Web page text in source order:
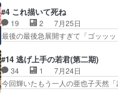
く動いていてずっと胸が熱… 同
DaemonsRealm｜リア… これま
村を捨てて新郷家に来…
ぶややこしいことになってたオ
も良いし毎話良いところで引く
ゲネ后との出会い。次週のドレ
人物多いけどついていけるのか
んがめっちゃ可愛かったなド… ま
ちゃくちゃテンション上が… チャ
偵に行ったはずがドレゲ…
#4 これ描いて死ね
19 2
7月25日
最後の最後急展開すぎて「ゴッ
は泣かなかった！漫画描きのハ
品はこういうのをズバッとキメ
雄に親しんだ人にはとてもフィ
ヌルした動きとかネームを褒め
#14 逃げ上手の若君(第二期)
34 1
7月24日
今回輝いたもう一人の亜也子天